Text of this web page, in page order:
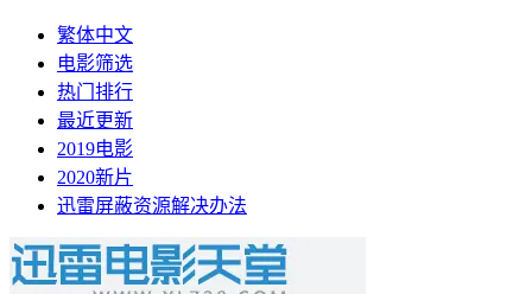
繁体中文
电影筛选
热门排行
最近更新
2019电影
2020新片
迅雷屏蔽资源解决办法